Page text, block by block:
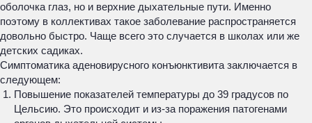
оболочка глаз, но и верхние дыхательные пути. Именно
поэтому в коллективах такое заболевание распространяется
довольно быстро. Чаще всего это случается в школах или же
детских садиках.
Симптоматика аденовирусного конъюнктивита заключается в
следующем:
Повышение показателей температуры до 39 градусов по
Цельсию. Это происходит и из-за поражения патогенами